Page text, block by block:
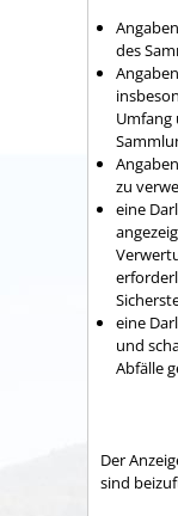
des
zu
eine
eine
und
Abfälle
Der
sind